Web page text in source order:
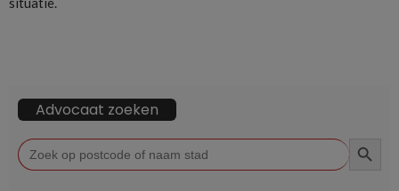
Advocaat zoeken
Zoek
naar: